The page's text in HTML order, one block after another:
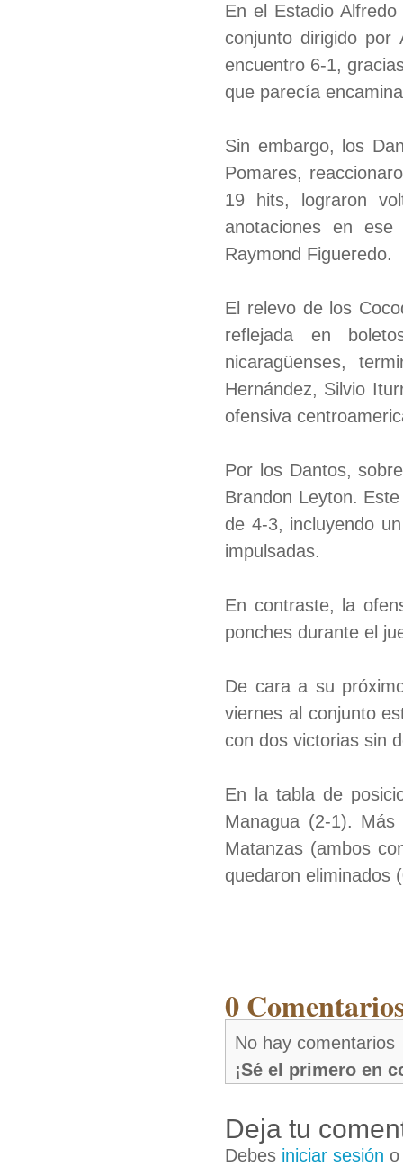
En el Estadio
conjunto dirigido
encuentro 6-1,
que parecía
Sin embargo, los
Pomares,
19 hits, lograron
anotaciones en
Raymond Figueredo.
El relevo de los
reflejada en
nicaragüenses,
Hernández, Silvio
ofensiva
Por los Dantos,
Brandon Leyton.
de 4-3, incluyendo
impulsadas.
En contraste, la
ponches durante el
De cara a su
viernes al conjunto
con dos victorias sin
En la tabla de
Managua (2-1).
Matanzas (ambos
quedaron eliminados
0
No hay comentarios
¡Sé el primero en
Deja tu
Debes iniciar sesión